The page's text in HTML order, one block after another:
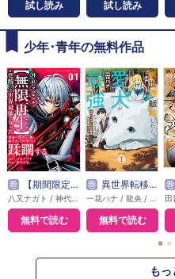
試し読み 試し読み
少年･青年の無料作品
巻 【期間限定無料】外れスキル【無限再生】が覚醒して世界最強になった ～最強の力を手にした俺は、敵対するその全てを蹂躙する～
無料で読む
巻 異世界転移したら愛犬が最強になりました ～シルバーフェンリルと俺が異世界暮らしを始めたら～ THE COMIC
無料で読む
巻
田
● ●
もっ